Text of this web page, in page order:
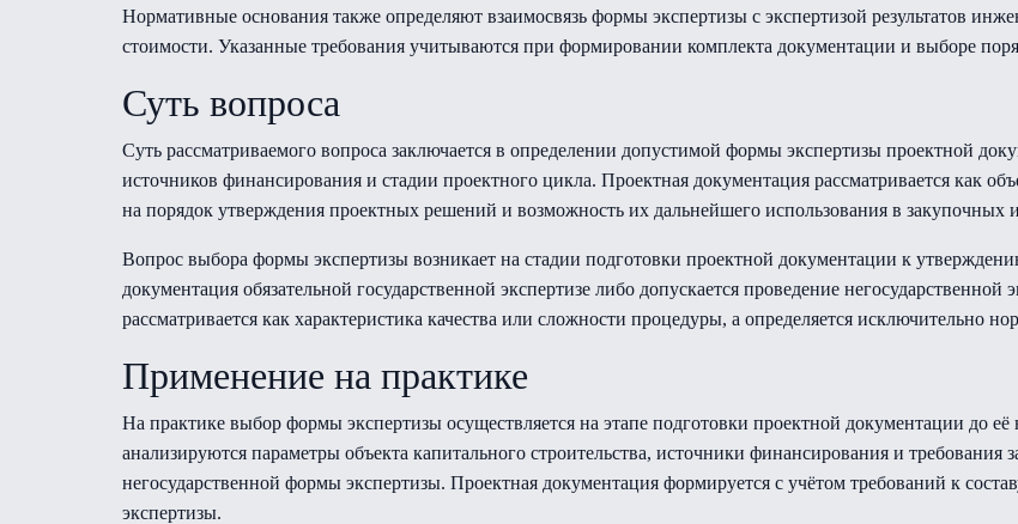
Нормативные основания также определяют взаимосвязь формы экспертизы с экспертизой результатов
стоимости. Указанные требования учитываются при формировании комплекта документации и выборе
Суть вопроса
Суть рассматриваемого вопроса заключается в определении допустимой формы экспертизы проектной
источников финансирования и стадии проектного цикла. Проектная документация рассматривается как
на порядок утверждения проектных решений и возможность их дальнейшего использования в закупочных
Вопрос выбора формы экспертизы возникает на стадии подготовки проектной документации к
документация обязательной государственной экспертизе либо допускается проведение
рассматривается как характеристика качества или сложности процедуры, а определяется исключительно
Применение на практике
На практике выбор формы экспертизы осуществляется на этапе подготовки проектной документации до
анализируются параметры объекта капитального строительства, источники финансирования и требования
негосударственной формы экспертизы. Проектная документация формируется с учётом требований к
экспертизы.